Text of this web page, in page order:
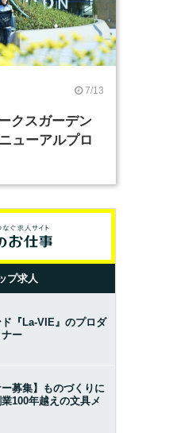
7/13
クスガーデン
ューアルプロ
プ求人
『La-VIE』のプロダ
ー
ー募集】ものづくりに
100年越えの文具メ